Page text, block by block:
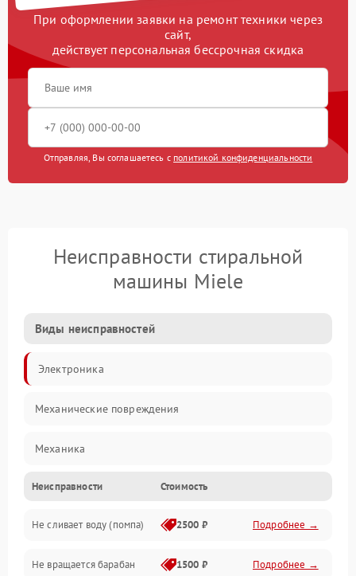
При оформлении заявки на ремонт техники через
сайт,
действует персональная бессрочная скидка
Отправляя, Вы соглашаетесь с политикой конфиденциальности
Неисправности стиральной
машины Miele
Виды неисправностей
Электроника
Механические повреждения
Механика
Электропитание
Водоснабжение
Слив
Неисправности Стоимость
Не сливает воду (помпа) 2500 ₽ Подробнее →
Не вращается барабан 1500 ₽ Подробнее →